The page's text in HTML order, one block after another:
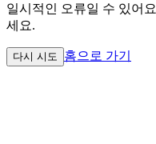
일시적인 오류일 수 있어
세요.
다시 시도 홈으로 가기